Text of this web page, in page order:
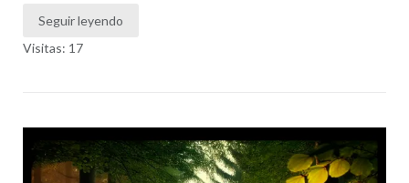
Seguir leyendo
Visitas: 17